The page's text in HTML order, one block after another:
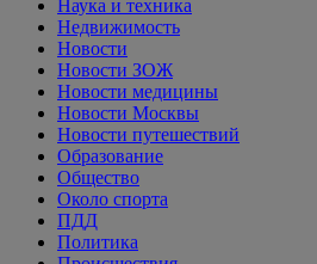
Наука и техника
Недвижимость
Новости
Новости ЗОЖ
Новости медицины
Новости Москвы
Новости путешествий
Образование
Общество
Около спорта
ПДД
Политика